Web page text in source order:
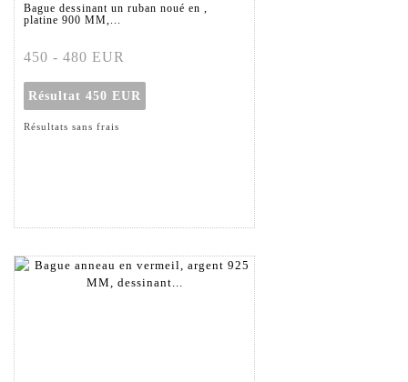
Bague dessinant un ruban noué en ,
platine 900 MM,...
450 - 480 EUR
Résultat 450 EUR
Résultats sans frais